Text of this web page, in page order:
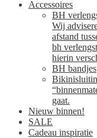
Accessoires
BH
Wij
afstand
bh
hierin
BH bandjes
gaat.
Nieuw binnen!
SALE
Cadeau inspiratie